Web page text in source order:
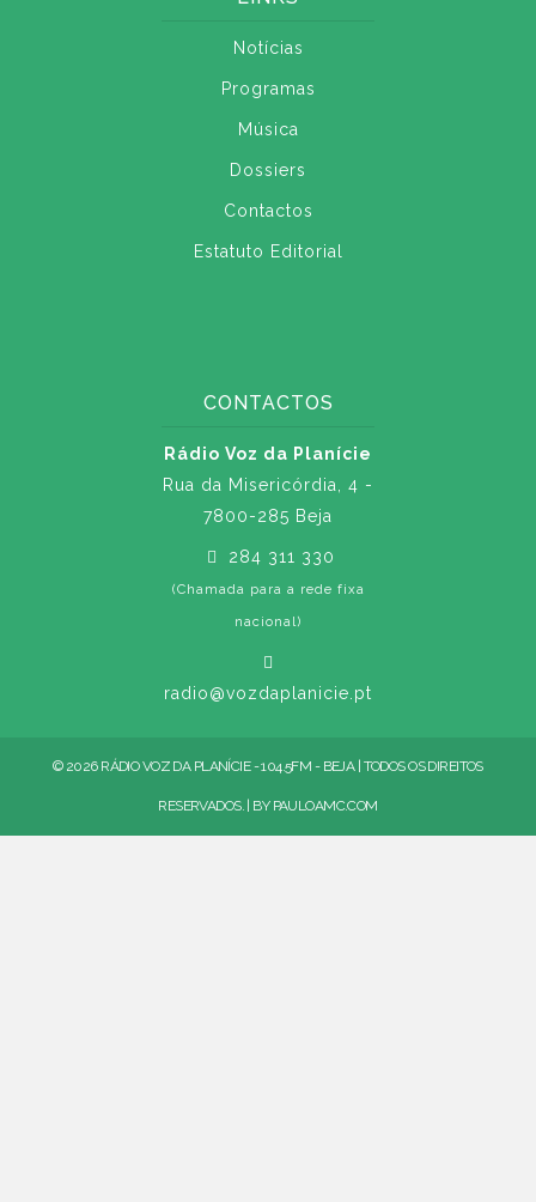
Notícias
Programas
Música
Dossiers
Contactos
Estatuto Editorial
CONTACTOS
Rádio Voz da Planície
Rua da Misericórdia, 4 -
7800-285 Beja
284 311 330
(Chamada para a rede fixa
nacional)
radio@vozdaplanicie.pt
© 2026 RÁDIO VOZ DA PLANÍCIE - 104.5FM - BEJA | TODOS OS DIREITOS
RESERVADOS. | BY PAULOAMC.COM